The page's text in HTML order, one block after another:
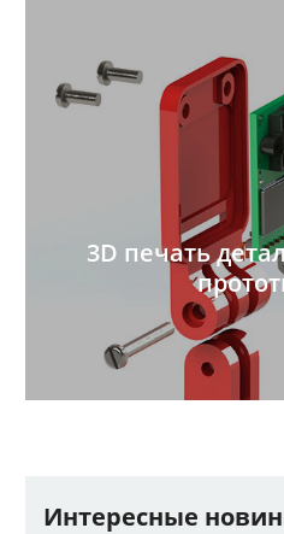
3D печать
Интересные